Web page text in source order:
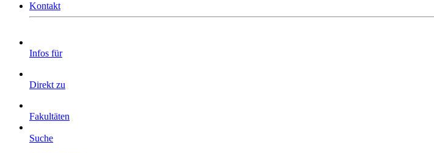
Kontakt
Infos für
Direkt zu
Fakultäten
Suche